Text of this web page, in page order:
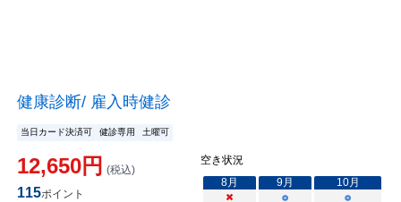
健康診断/ 雇入時健診
当日カード決済可 健診専用 土曜可
12,650円 (税込)
115ポイント
空き状況
8月 9月 10月
×
○ ○